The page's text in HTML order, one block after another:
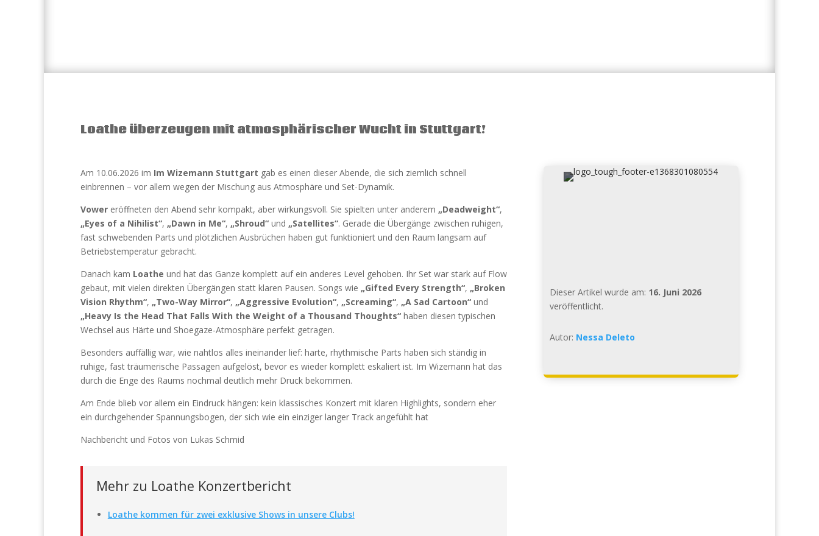
Loathe überzeugen mit atmosphärischer Wucht in Stuttgart!
Am 10.06.2026 im Im Wizemann Stuttgart gab es einen dieser Abende, die sich ziemlich schnell
einbrennen – vor allem wegen der Mischung aus Atmosphäre und Set-Dynamik.
Vower eröffneten den Abend sehr kompakt, aber wirkungsvoll. Sie spielten unter anderem „Deadweight“,
„Eyes of a Nihilist“, „Dawn in Me“, „Shroud“ und „Satellites“. Gerade die Übergänge zwischen ruhigen,
fast schwebenden Parts und plötzlichen Ausbrüchen haben gut funktioniert und den Raum langsam auf
Betriebstemperatur gebracht.
Danach kam Loathe und hat das Ganze komplett auf ein anderes Level gehoben. Ihr Set war stark auf Flow
gebaut, mit vielen direkten Übergängen statt klaren Pausen. Songs wie „Gifted Every Strength“, „Broken
Vision Rhythm“, „Two-Way Mirror“, „Aggressive Evolution“, „Screaming“, „A Sad Cartoon“ und
„Heavy Is the Head That Falls With the Weight of a Thousand Thoughts“ haben diesen typischen
Wechsel aus Härte und Shoegaze-Atmosphäre perfekt getragen.
Besonders auffällig war, wie nahtlos alles ineinander lief: harte, rhythmische Parts haben sich ständig in
ruhige, fast träumerische Passagen aufgelöst, bevor es wieder komplett eskaliert ist. Im Wizemann hat das
durch die Enge des Raums nochmal deutlich mehr Druck bekommen.
Am Ende blieb vor allem ein Eindruck hängen: kein klassisches Konzert mit klaren Highlights, sondern eher
ein durchgehender Spannungsbogen, der sich wie ein einziger langer Track angefühlt hat
Nachbericht und Fotos von Lukas Schmid
Mehr zu Loathe Konzertbericht
Loathe kommen für zwei exklusive Shows in unsere Clubs!
Dieser Artikel wurde am: 16. Juni 2026
veröffentlicht.
Autor: Nessa Deleto